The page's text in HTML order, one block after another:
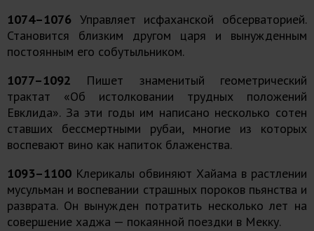
1074–1076 Управляет исфаханской обсерваторией.
Становится близким другом царя и вынужденным
постоянным его собутыльником.
1077–1092 Пишет знаменитый геометрический
трактат «Об истолковании трудных положений
Евклида». За эти годы им написано несколько сотен
ставших бессмертными рубаи, многие из которых
воспевают вино как напиток блаженства.
1093–1100 Клерикалы обвиняют Хайама в растлении
мусульман и воспевании страшных пороков пьянства и
разврата. Он вынужден потратить несколько лет на
совершение хаджа — покаянной поездки в Мекку.